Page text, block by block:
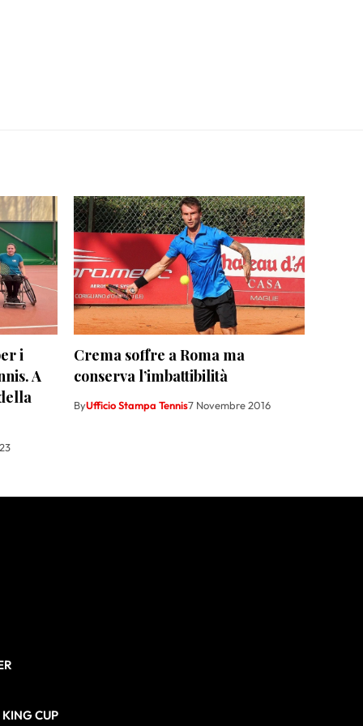
i
A
Crema soffre a Roma ma
conserva l’imbattibilità
ByUfficio Stampa Tennis7 Novembre 2016
CUP